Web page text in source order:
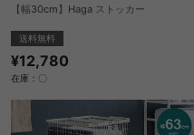
【幅30cm】Haga ストッカー
送料無料
¥12,780
在庫：〇